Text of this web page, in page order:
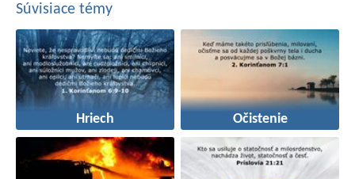
Súvisiace témy
Hriech Očistenie